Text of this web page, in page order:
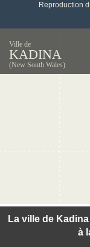
Reproduction
Ville de
KADINA
(New South Wales)
La ville de
à